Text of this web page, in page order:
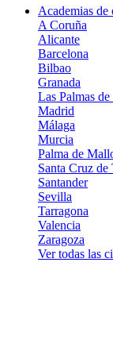
Academias de
A Coruña
Alicante
Barcelona
Bilbao
Granada
Las Palmas
Madrid
Málaga
Murcia
Palma de
Santa Cruz de
Santander
Sevilla
Tarragona
Valencia
Zaragoza
Ver todas las